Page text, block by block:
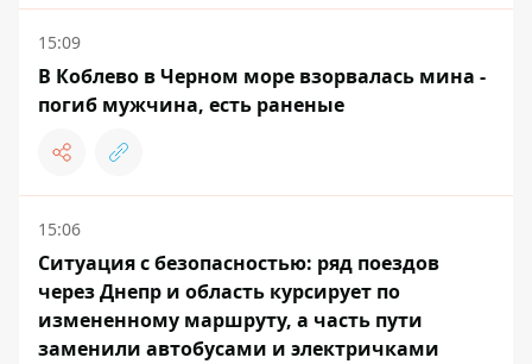
15:09
В Коблево в Черном море взорвалась мина -
погиб мужчина, есть раненые
15:06
Ситуация с безопасностью: ряд поездов
через Днепр и область курсирует по
измененному маршруту, а часть пути
заменили автобусами и электричками